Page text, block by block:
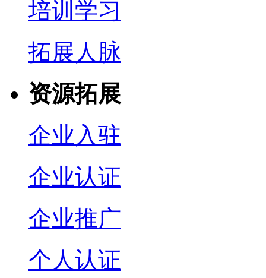
培训学习
拓展人脉
资源拓展
企业入驻
企业认证
企业推广
个人认证